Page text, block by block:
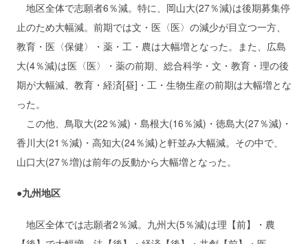
地区全体で志願者6％減。特に、岡山大(27％減)は後期募集停
止のため大幅減。前期では文・医〈医〉の減少が目立つ一方、
教育・医〈保健〉・薬・工・農は大幅増となった。また、広島
大(4％減)は医〈医〉・薬の前期、総合科学・文・教育・理の後
期が大幅減、教育・経済[昼]・工・生物生産の前期は大幅増とな
った。
この他、鳥取大(22％減)・島根大(16％減)・徳島大(27％減)・
香川大(21％減)・高知大(24％減)と軒並み大幅減。その中で、
山口大(27％増)は前年の反動から大幅増となった。
●九州地区
地区全体では志願者2％減。九州大(5％減)は理【前】・農